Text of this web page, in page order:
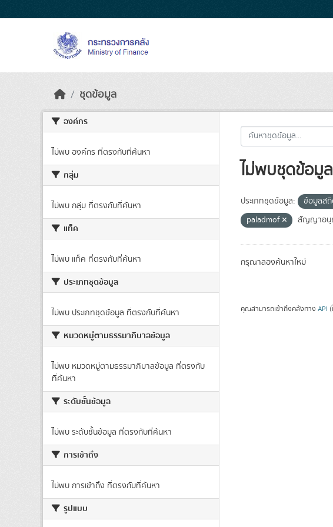
ชุดข้อมูล
องค์กร
ไม่พบ องค์กร ที่ตรงกับที่ค้นหา
กลุ่ม
ไม่พบ กลุ่ม ที่ตรงกับที่ค้นหา
แท็ค
ไม่พบ แท็ค ที่ตรงกับที่ค้นหา
ประเภทชุดข้อมูล
ไม่พบ ประเภทชุดข้อมูล ที่ตรงกับที่ค้นหา
หมวดหมู่ตามธรรมาภิบาลข้อมูล
ไม่พบ หมวดหมู่ตามธรรมาภิบาลข้อมูล ที่ตรงกับ
ที่ค้นหา
ระดับชั้นข้อมูล
ไม่พบ ระดับชั้นข้อมูล ที่ตรงกับที่ค้นหา
การเข้าถึง
ไม่พบ การเข้าถึง ที่ตรงกับที่ค้นหา
รูปแบบ
ไม่พบชุดข้อมูล
ประเภทชุดข้อมูล: ข้อมูลส
paladmof
สัญญาอ
กรุณาลองค้นหาใหม่
คุณสามารถเข้าถึงคลังทาง API